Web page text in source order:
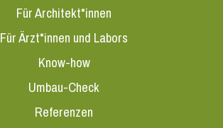
Für Architekt*innen
Für Ärzt*innen und Labors
Know-how
Umbau-Check
Referenzen